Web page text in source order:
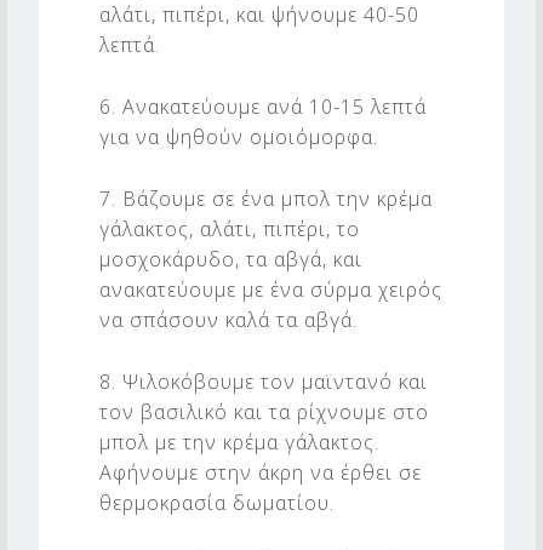
αλάτι, πιπέρι, και ψήνουμε 40-50
λεπτά.
6. Ανακατεύουμε ανά 10-15 λεπτά
για να ψηθούν ομοιόμορφα.
7. Βάζουμε σε ένα μπολ την κρέμα
γάλακτος, αλάτι, πιπέρι, το
μοσχοκάρυδο, τα αβγά, και
ανακατεύουμε με ένα σύρμα χειρός
να σπάσουν καλά τα αβγά.
8. Ψιλοκόβουμε τον μαϊντανό και
τον βασιλικό και τα ρίχνουμε στο
μπολ με την κρέμα γάλακτος.
Αφήνουμε στην άκρη να έρθει σε
θερμοκρασία δωματίου.